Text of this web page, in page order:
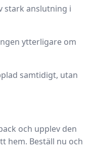
stark anslutning i
ytterligare om
samtidigt, utan
och upplev den
hem. Beställ nu och